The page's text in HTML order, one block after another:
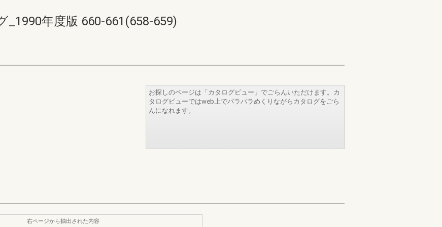
年度版 660-661(658-659)
お探しのページは「カタログビュー」でごらんいただけます。カ
タログビューではweb上でパラパラめくりながらカタログをごら
んになれます。
右ページから抽出された内容